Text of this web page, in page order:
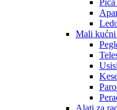
Mali kućni
Alati za